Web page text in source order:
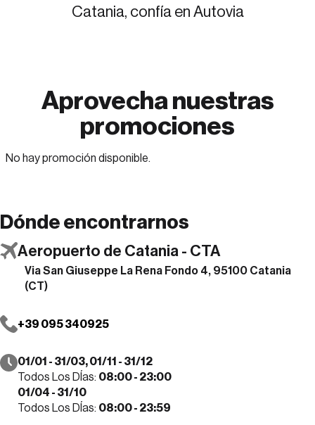
Catania, confía en Autovia
Aprovechanuestras
promociones
No hay promoción disponible.
Dónde encontrarnos
Aeropuerto de Catania - CTA
Via San Giuseppe La Rena Fondo 4, 95100 Catania
(CT)
+39 095 340925
01/01 - 31/03, 01/11 - 31/12
Todos Los DÍas: 08:00 - 23:00
01/04 - 31/10
Todos Los DÍas: 08:00 - 23:59